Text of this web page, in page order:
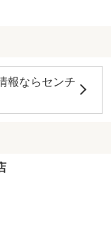
報ならセンチ